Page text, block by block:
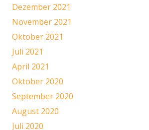
Dezember 2021
November 2021
Oktober 2021
Juli 2021
April 2021
Oktober 2020
September 2020
August 2020
Juli 2020